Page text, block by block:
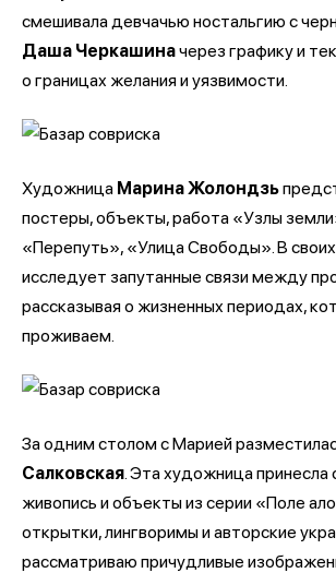
смешивала девчачью ностальгию с
Даша Черкашиначерез графику и
о границах желания и уязвимости.
Художница Марина Жолондзь
постеры, объекты, работа «Узлы
«Перепуть», «Улица Свободы». В
исследует запутанные связи между
рассказывая о жизненных периодах,
проживаем.
За одним столом с Марией
Салковская . Эта художница принесла
живопись и объекты из серии «Поле
открытки, лингворимы и авторские
рассматриваю причудливые